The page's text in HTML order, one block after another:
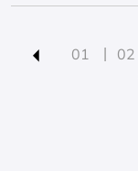
01 02